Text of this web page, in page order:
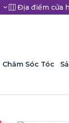
Địa điểm cửa
Chăm Sóc Tóc